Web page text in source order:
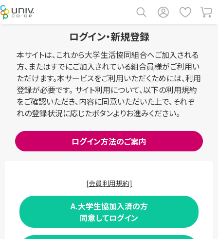
ログイン・新規登録
本サイトは、これから大学生活協同組合へご加入される
方、またはすでにご加入されている組合員様がご利用い
ただけます。本サービスをご利用いただくためには、利用
登録が必要です。 サイト利用について、以下の利用規約
をご確認いただき、内容に同意いただいた上で、それぞ
れの登録状況に応じたボタンよりお進みください。
ログイン方法のご案内
[会員利用規約]
A.大学生協加入済の方
同意してログイン